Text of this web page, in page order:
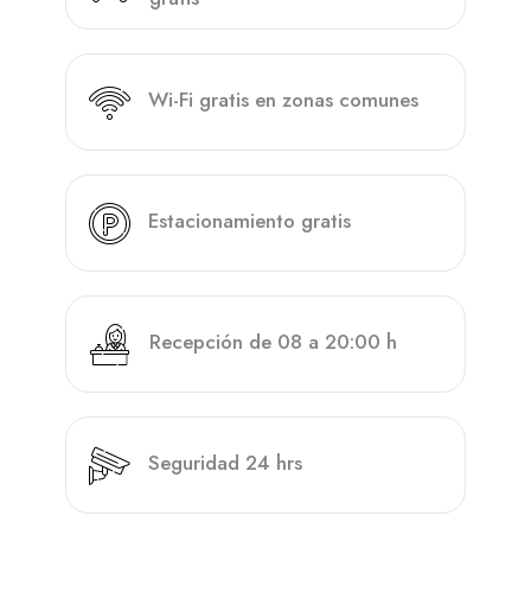
Wi-Fi gratis en zonas comunes
Estacionamiento gratis
Recepción de 08 a 20:00 h
Seguridad 24 hrs